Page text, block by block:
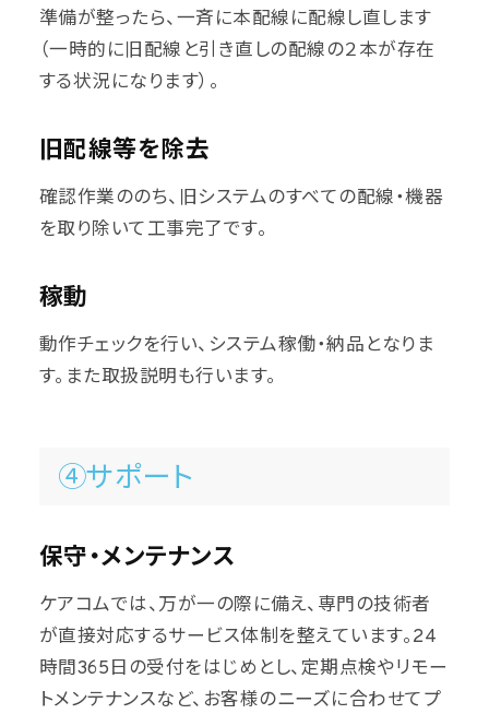
準備が整ったら、一斉に本配線に配線し直します
（一時的に旧配線と引き直しの配線の２本が存在
する状況になります）。
旧配線等を除去
確認作業ののち、旧システムのすべての配線・機器
を取り除いて工事完了です。
稼動
動作チェックを行い、システム稼働・納品となりま
す。また取扱説明も行います。
④サポート
保守・メンテナンス
ケアコムでは、万が一の際に備え、専門の技術者
が直接対応するサービス体制を整えています。24
時間365日の受付をはじめとし、定期点検やリモー
トメンテナンスなど、お客様のニーズに合わせてプ